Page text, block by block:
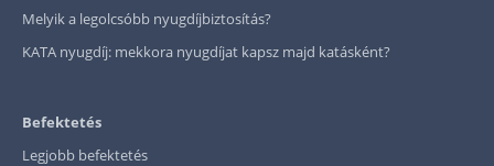
Melyik a legolcsóbb nyugdíjbiztosítás?
KATA nyugdíj: mekkora nyugdíjat kapsz majd katásként?
Befektetés
Legjobb befektetés